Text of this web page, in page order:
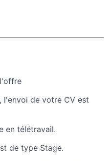
l'envoi de votre CV est
en télétravail.
de type Stage.